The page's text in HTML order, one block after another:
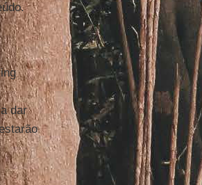
dar